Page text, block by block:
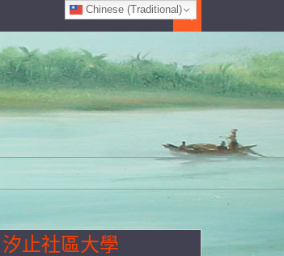
汐止社區大學
Chinese (Traditional)